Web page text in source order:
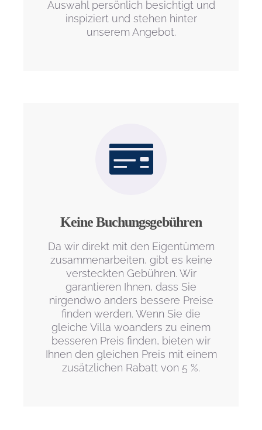
Auswahl persönlich besichtigt und
inspiziert und stehen hinter
unserem Angebot.
Keine Buchungsgebühren
Da wir direkt mit den Eigentümern
zusammenarbeiten, gibt es keine
versteckten Gebühren. Wir
garantieren Ihnen, dass Sie
nirgendwo anders bessere Preise
finden werden. Wenn Sie die
gleiche Villa woanders zu einem
besseren Preis finden, bieten wir
Ihnen den gleichen Preis mit einem
zusätzlichen Rabatt von 5 %.